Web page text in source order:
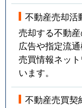
不動産売却活
売却する不動
広告や指定流
売買情報ネッ
います。
不動産売買契